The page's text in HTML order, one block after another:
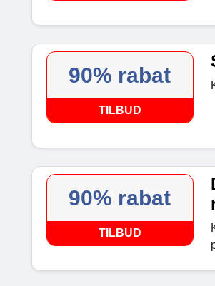
90% rabat
TILBUD
90% rabat
TILBUD